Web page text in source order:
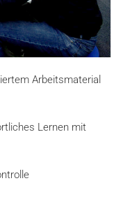
Arbeitsmaterial
Lernen mit